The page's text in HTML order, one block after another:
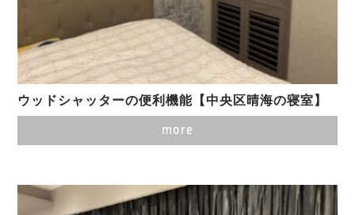
ウッドシャッターの便利機能【中央区晴海の寝室】
more